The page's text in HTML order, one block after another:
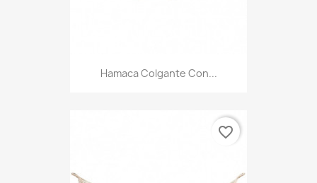
Hamaca Colgante Con...
favorite_border